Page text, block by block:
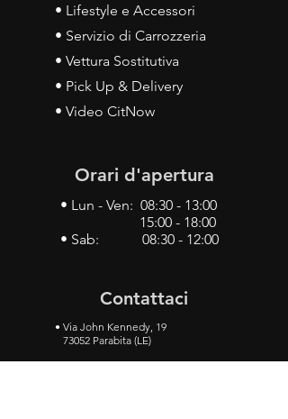
• Lifestyle e Accessori
• Servizio di Carrozzeria
• Vettura Sostitutiva
• Pick Up & Delivery
• Video CitNow
Orari d'apertura
• Lun - Ven: 08:30 - 13:00
15:00 - 18:00
• Sab: 08:30 - 12:00
Contattaci
• Via John Kennedy, 19
73052 Parabita (LE)